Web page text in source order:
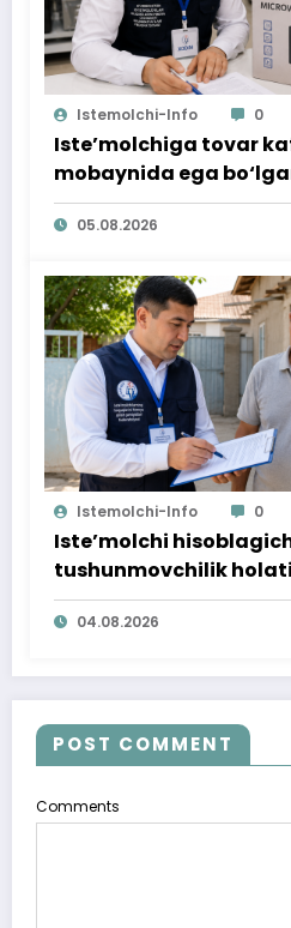
Istemolchi-Info 0
Iste’molchiga tovar
mobaynida ega
ta’minlab berildi
05.08.2026
Istemolchi-Info 0
Iste’molchi
tushunmovchilik
qilindi
04.08.2026
POST COMMENT
Comments